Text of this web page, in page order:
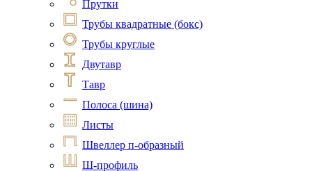
Прутки
Трубы квадратные (бокс)
Трубы круглые
Двутавр
Тавр
Полоса (шина)
Листы
Швеллер п-образный
Ш-профиль